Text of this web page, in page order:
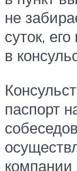
не
суток,
в
паспорт
компании